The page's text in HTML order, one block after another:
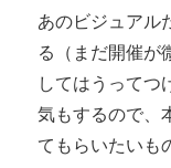
あのビジュアル
る（まだ開催が
してはうってつ
気もするので、
てもらいたいも